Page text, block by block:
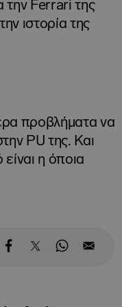
την Ferrari της
ιστορία της
προβλήματα να
PU της. Και
είναι η όποια